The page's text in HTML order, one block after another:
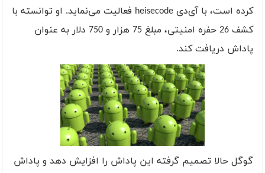
کرده است، با آی‌دی heisecode فعالیت می‌نماید. او توانسته با
کشف 26 حفره امنیتی، مبلغ 75 هزار و 750 دلار به عنوان
پاداش دریافت کند.
گوگل حالا تصمیم گرفته این پاداش را افزایش دهد و پاداش